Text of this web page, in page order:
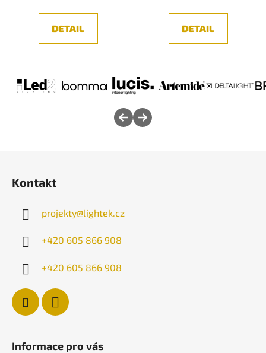
DETAIL DETAIL
Kontakt
projekty@lightek.cz
+420 605 866 908
+420 605 866 908
Informace pro vás